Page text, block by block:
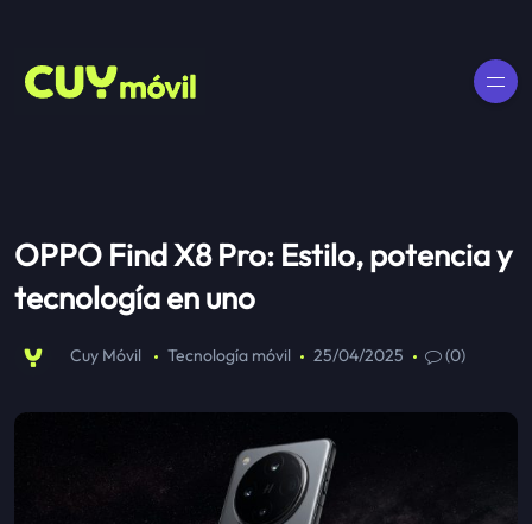
OPPO Find X8 Pro: Estilo, potencia y
tecnología en uno
Cuy Móvil Tecnología móvil 25/04/2025 (0)